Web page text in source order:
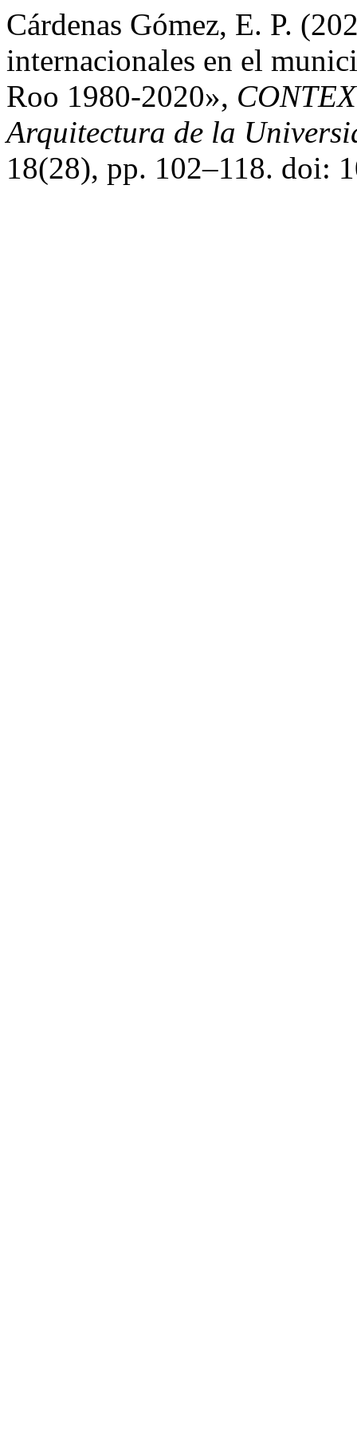
Cárdenas Gómez, E. P.
internacionales en el
Roo 1980-2020»,
Arquitectura de la
18(28), pp. 102–118. doi: